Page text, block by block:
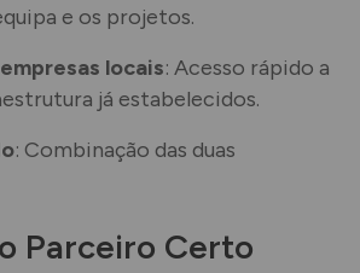
e os projetos.
locais: Acesso rápido a
já estabelecidos.
: Combinação das duas
Parceiro Certo